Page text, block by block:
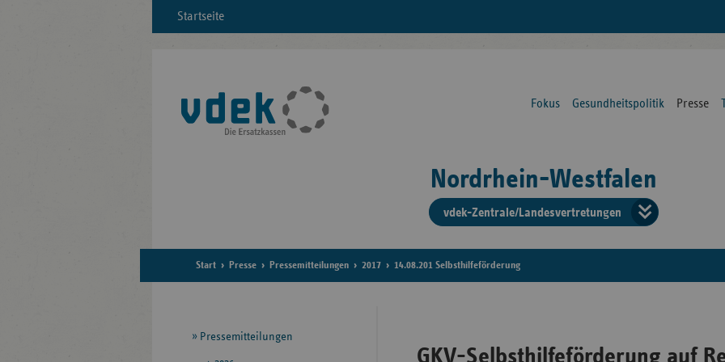
Startseite
Fokus Gesundheitspolitik Presse
Nordrhein-Westfalen
vdek-Zentrale/Landesvertretungen
der
Start Presse Pressemitteilungen 2017 14.08.201 Selbsthilfeförderung
GKV-Selbsthilfeförderung auf
Seitennavigation
Pressemitteilungen